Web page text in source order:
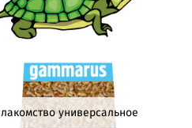
лакомство универсальное